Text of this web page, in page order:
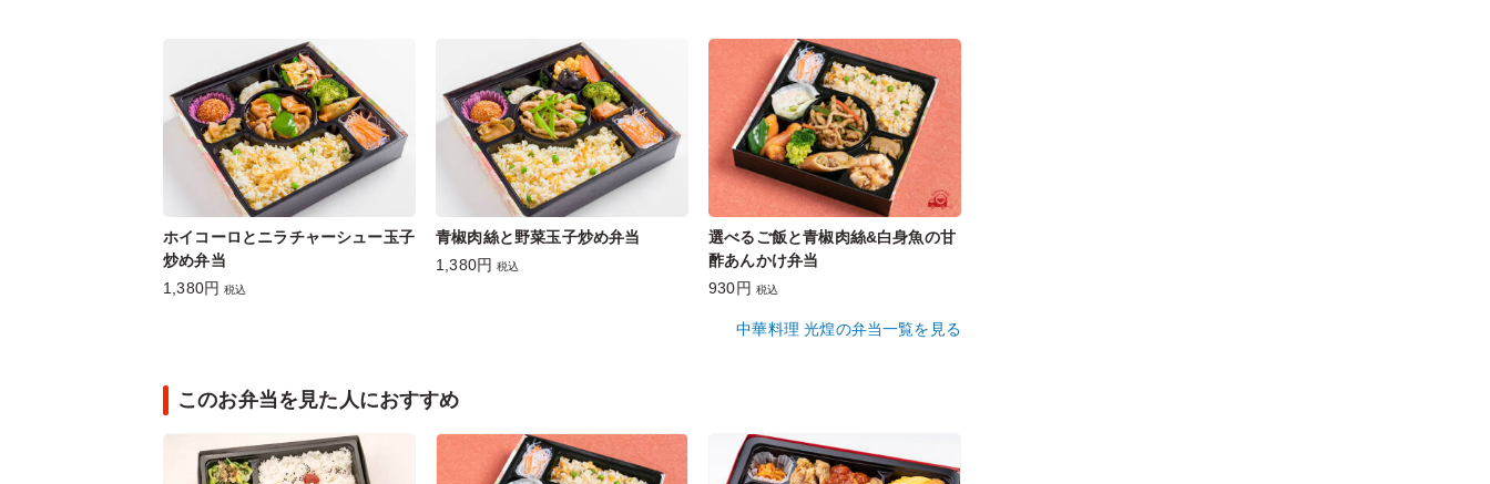
ホイコーロとニラチャーシュー玉子
炒め弁当
1,380円 税込
青椒肉絲と野菜玉子炒め弁当
1,380円 税込
選べるご飯と青椒肉絲&白身魚の甘
酢あんかけ弁当
930円 税込
中華料理 光煌の弁当一覧を見る
このお弁当を見た人におすすめ